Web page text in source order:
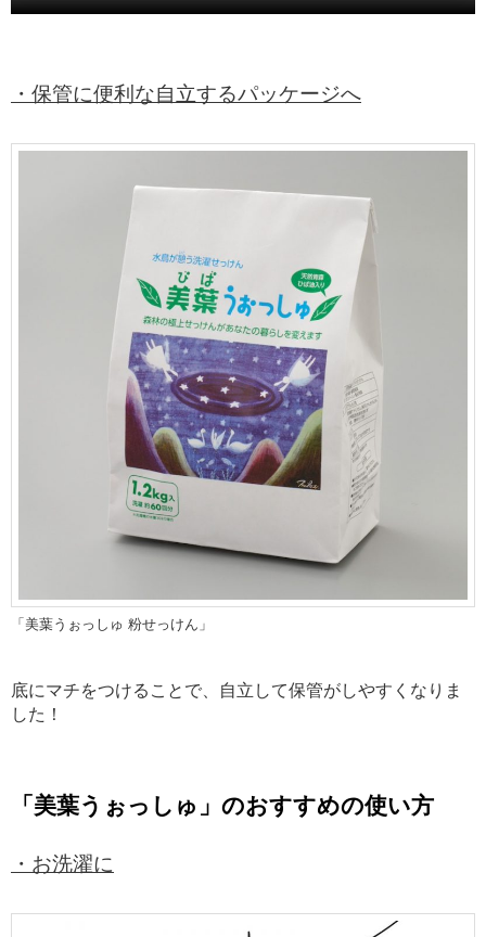
・保管に便利な自立するパッケージへ
「美葉うぉっしゅ 粉せっけん」
底にマチをつけることで、自立して保管がしやすくなりま
した！
「美葉うぉっしゅ」のおすすめの使い方
・お洗濯に